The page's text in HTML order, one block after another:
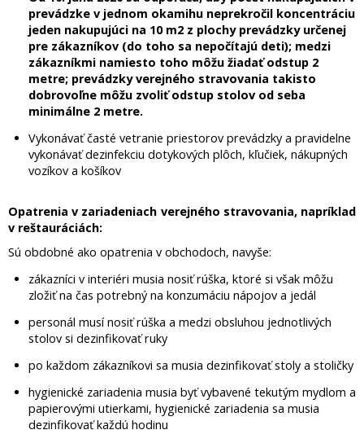
prevádzke v jednom okamihu neprekročil koncentráciu
jeden nakupujúci na 10 m2 z plochy prevádzky určenej
pre zákazníkov (do toho sa nepočítajú deti); medzi
zákazníkmi namiesto toho môžu žiadať odstup 2
metre; prevádzky verejného stravovania takisto
dobrovoľne môžu zvoliť odstup stolov od seba
minimálne 2 metre.
Vykonávať časté vetranie priestorov prevádzky a pravidelne
vykonávať dezinfekciu dotykových plôch, kľučiek, nákupných
vozíkov a košíkov
Opatrenia v zariadeniach verejného stravovania, napríklad
v reštauráciách:
Sú obdobné ako opatrenia v obchodoch, navyše:
zákazníci v interiéri musia nosiť rúška, ktoré si však môžu
zložiť na čas potrebný na konzumáciu nápojov a jedál
personál musí nosiť rúška a medzi obsluhou jednotlivých
stolov si dezinfikovať ruky
po každom zákazníkovi sa musia dezinfikovať stoly a stoličky
hygienické zariadenia musia byť vybavené tekutým mydlom a
papierovými utierkami, hygienické zariadenia sa musia
dezinfikovať každú hodinu